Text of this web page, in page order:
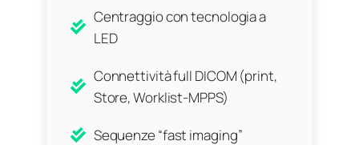
Centraggio con tecnologia a
LED
Connettività full DICOM (print,
Store, Worklist-MPPS)
Sequenze “fast imaging”